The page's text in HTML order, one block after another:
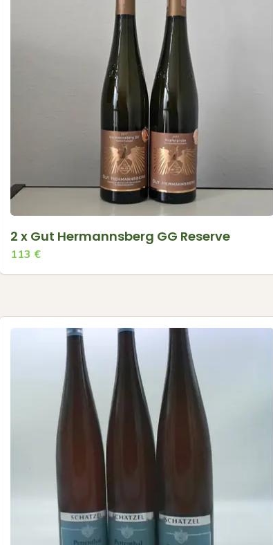
2 x Gut Hermannsberg GG Reserve
113 €